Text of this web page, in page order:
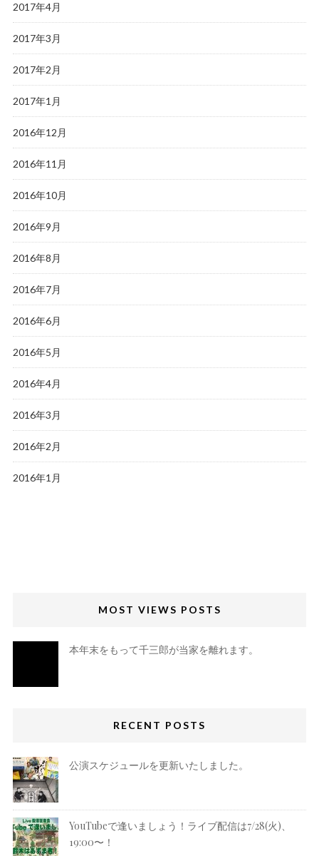
2017年4月
2017年3月
2017年2月
2017年1月
2016年12月
2016年11月
2016年10月
2016年9月
2016年8月
2016年7月
2016年6月
2016年5月
2016年4月
2016年3月
2016年2月
2016年1月
MOST VIEWS POSTS
本年末をもって千三郎が当家を離れます。
RECENT POSTS
公演スケジュールを更新いたしました。
YouTubeで逢いましょう！ライブ配信は7/28(火)、
19:00〜！